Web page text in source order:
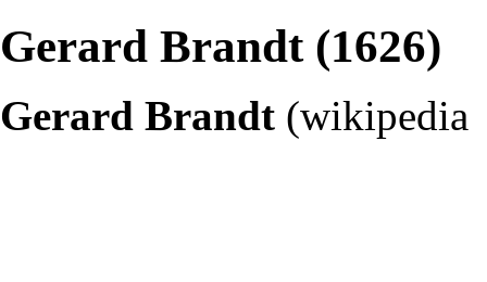
Gerard Brandt (1626)
Gerard Brandt (wikipedia